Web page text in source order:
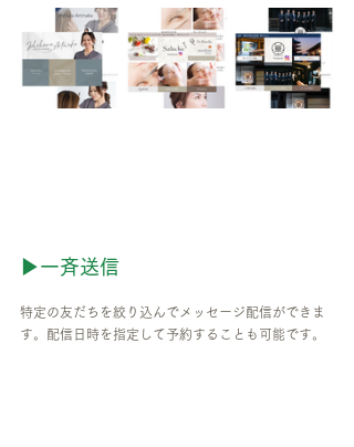
▶一斉送信
特定の友だちを絞り込んでメッセージ配信ができま
す。配信日時を指定して予約することも可能です。